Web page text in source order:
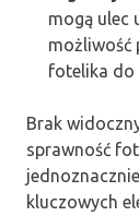
mogą ulec
możliwość
fotelika do
Brak
sprawność
kluczowych